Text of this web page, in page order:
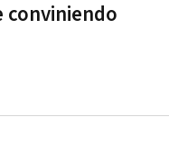
conviniendo